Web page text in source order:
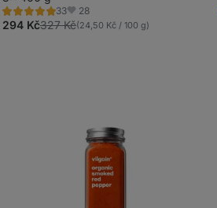
33
Hodnocení
4.9/5,
33
Oblíbené
28
294 Kč327 Kč(24,50 Kč / 100 g)